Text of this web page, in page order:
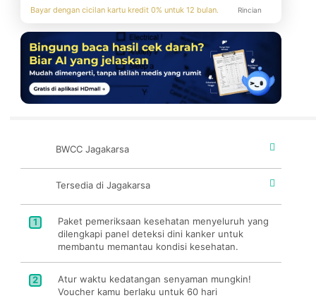
Bayar dengan cicilan kartu kredit 0% untuk 12 bulan. Rincian
BWCC Jagakarsa
Tersedia di Jagakarsa
1
Paket pemeriksaan kesehatan menyeluruh yang
dilengkapi panel deteksi dini kanker untuk
membantu memantau kondisi kesehatan.
2
Atur waktu kedatangan senyaman mungkin!
Voucher kamu berlaku untuk 60 hari